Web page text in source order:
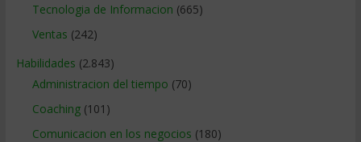
Tecnologia de Informacion (665)
Ventas (242)
Habilidades (2.843)
Administracion del tiempo (70)
Coaching(101)
Comunicacion en los negocios (180)